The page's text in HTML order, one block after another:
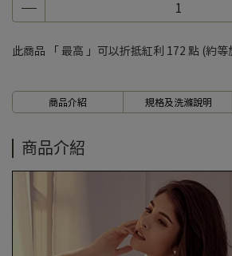
7、8月滿千折百10
7、8月滿千折百12
7、8月滿千折百14
7、8月滿千折百15
此商品 「 最高 」可以折抵紅利 172 點 (約等
商品介紹 規格及洗滌說明
商品介紹